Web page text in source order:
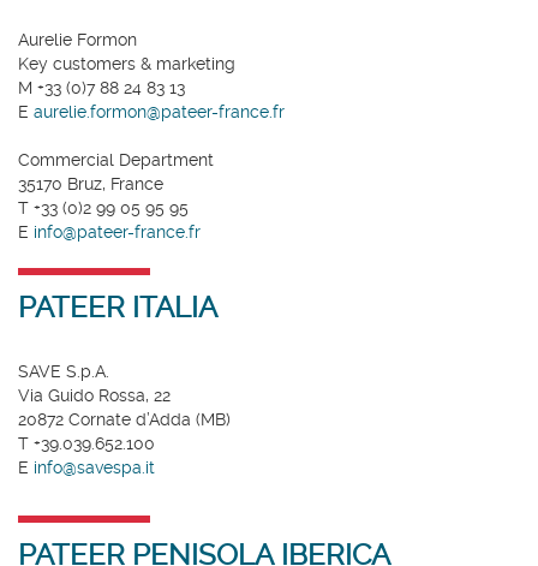
Aurelie Formon
Key customers & marketing
M +33 (0)7 88 24 83 13
E aurelie.formon@pateer-france.fr
Commercial Department
35170 Bruz, France
T +33 (0)2 99 05 95 95
E info@pateer-france.fr
PATEER ITALIA
SAVE S.p.A.
Via Guido Rossa, 22
20872 Cornate d’Adda (MB)
T +39.039.652.100
E info@savespa.it
PATEER PENISOLA IBERICA